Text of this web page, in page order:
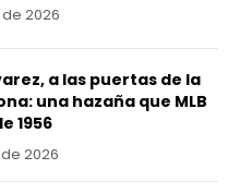
2026
a las puertas de la
una hazaña que MLB
1956
2026